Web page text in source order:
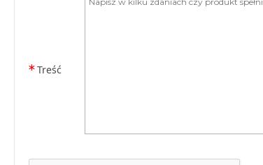
Treść